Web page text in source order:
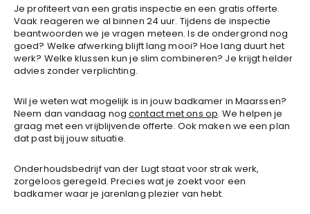
Je profiteert van een gratis inspectie en een gratis offerte.
Vaak reageren we al binnen 24 uur. Tijdens de inspectie
beantwoorden we je vragen meteen. Is de ondergrond nog
goed? Welke afwerking blijft lang mooi? Hoe lang duurt het
werk? Welke klussen kun je slim combineren? Je krijgt helder
advies zonder verplichting.
Wil je weten wat mogelijk is in jouw badkamer in Maarssen?
Neem dan vandaag nogcontact met ons op. We helpen je
graag met een vrijblijvende offerte. Ook maken we een plan
dat past bij jouw situatie.
Onderhoudsbedrijf van der Lugt staat voor strak werk,
zorgeloos geregeld. Precies wat je zoekt voor een
badkamer waar je jarenlang plezier van hebt.